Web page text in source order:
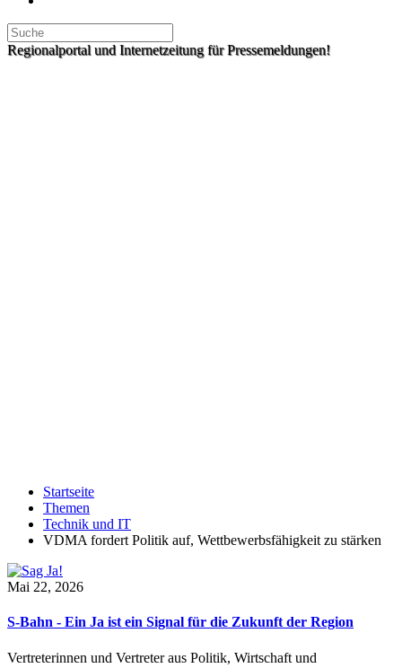
Regionalportal und Internetzeitung für Pressemeldungen!
Startseite
Themen
Technik und IT
VDMA fordert Politik auf, Wettbewerbsfähigkeit zu stärken
Mai 22, 2026
S-Bahn - Ein Ja ist ein Signal für die Zukunft der Region
Vertreterinnen und Vertreter aus Politik, Wirtschaft und